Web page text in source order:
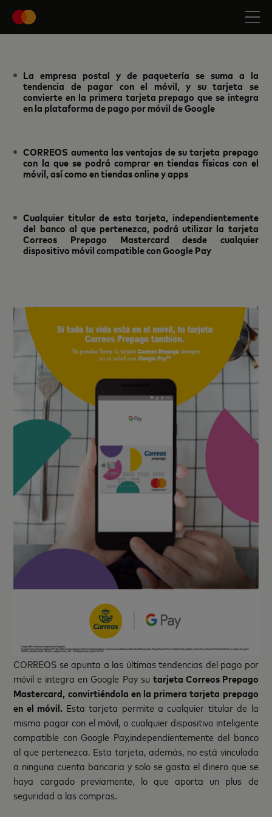
La empresa postal y de paquetería se suma a la
tendencia de pagar con el móvil, y su tarjeta se
convierte en la primera tarjeta prepago que se integra
en la plataforma de pago por móvil de Google
CORREOS aumenta las ventajas de su tarjeta prepago
con la que se podrá comprar en tiendas físicas con el
móvil, así como en tiendas online y apps
Cualquier titular de esta tarjeta, independientemente
del banco al que pertenezca, podrá utilizar la tarjeta
Correos Prepago Mastercard desde cualquier
dispositivo móvil compatible con Google Pay
CORREOS se apunta a las últimas tendencias del pago por
móvil e integra en Google Pay su tarjeta Correos Prepago
Mastercard, convirtiéndola en la primera tarjeta prepago
en el móvil. Esta tarjeta permite a cualquier titular de la
misma pagar con el móvil, o cualquier dispositivo inteligente
compatible con Google Pay,independientemente del banco
al que pertenezca. Esta tarjeta, además, no está vinculada
a ninguna cuenta bancaria y solo se gasta el dinero que se
haya cargado previamente, lo que aporta un plus de
seguridad a las compras.